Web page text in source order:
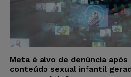
Meta é alvo de denúncia após
conteúdo sexual infantil